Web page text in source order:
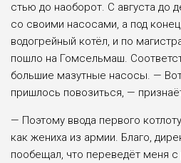
стью до наоборот. С августа до
со своими насосами, а под
водогрейный котёл, и по
пошло на Гомсельмаш.
большие мазутные насосы. —
пришлось повозиться, —
— Поэтому ввода перво­го
как жениха из армии. Благо,
пообещал, что пере­ведёт меня с